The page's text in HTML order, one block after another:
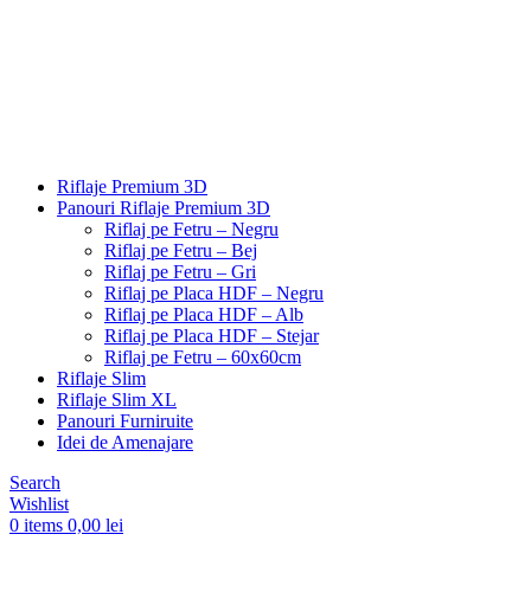
Riflaje Premium 3D
Panouri Riflaje Premium 3D
Riflaj pe Fetru – Negru
Riflaj pe Fetru – Bej
Riflaj pe Fetru – Gri
Riflaj pe Placa HDF – Negru
Riflaj pe Placa HDF – Alb
Riflaj pe Placa HDF – Stejar
Riflaj pe Fetru – 60x60cm
Riflaje Slim
Riflaje Slim XL
Panouri Furniruite
Idei de Amenajare
Search
Wishlist
0 items 0,00 lei